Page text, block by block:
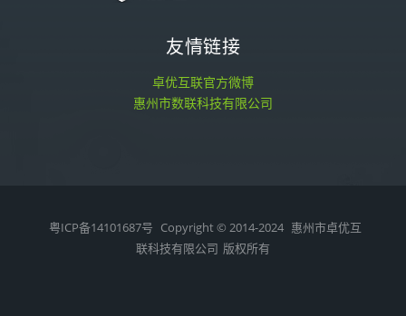
友情链接
卓优互联官方微博
惠州市数联科技有限公司
粤ICP备14101687号 Copyright © 2014-2024 惠州市卓优互
联科技有限公司 版权所有